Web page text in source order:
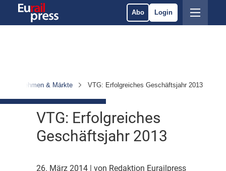
Abo Login
Unternehmen & Märkte VTG: Erfolgreiches Geschäftsjahr 2013
VTG: Erfolgreiches
Geschäftsjahr 2013
26. März 2014 | von Redaktion Eurailpress